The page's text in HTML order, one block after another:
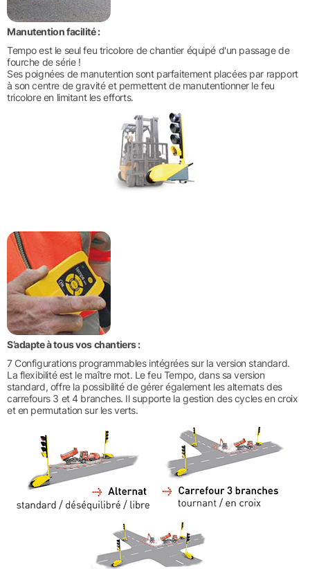
Manutention facilité :
Tempo est le seul feu tricolore de chantier équipé d'un passage de
fourche de série !
Ses poignées de manutention sont parfaitement placées par rapport
à son centre de gravité et permettent de manutentionner le feu
tricolore en limitant les efforts.
S’adapte à tous vos chantiers :
7 Configurations programmables intégrées sur la version standard.
La flexibilité est le maître mot. Le feu Tempo, dans sa version
standard, offre la possibilité de gérer également les alternats des
carrefours 3 et 4 branches. Il supporte la gestion des cycles en croix
et en permutation sur les verts.